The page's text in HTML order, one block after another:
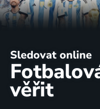
Sledovat online
věřit